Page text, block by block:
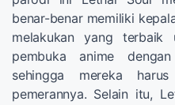
benar-benar memiliki
melakukan yang terbaik
pembuka anime
sehingga mereka
pemerannya. Selain itu,